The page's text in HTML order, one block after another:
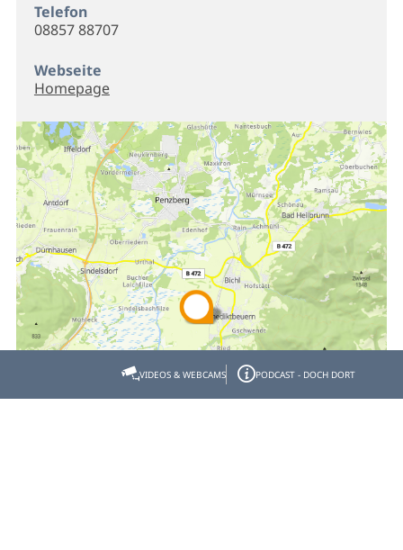
Telefon
08857 88707
Webseite
Homepage
VIDEOS & WEBCAMS PODCAST - DOCH DORT